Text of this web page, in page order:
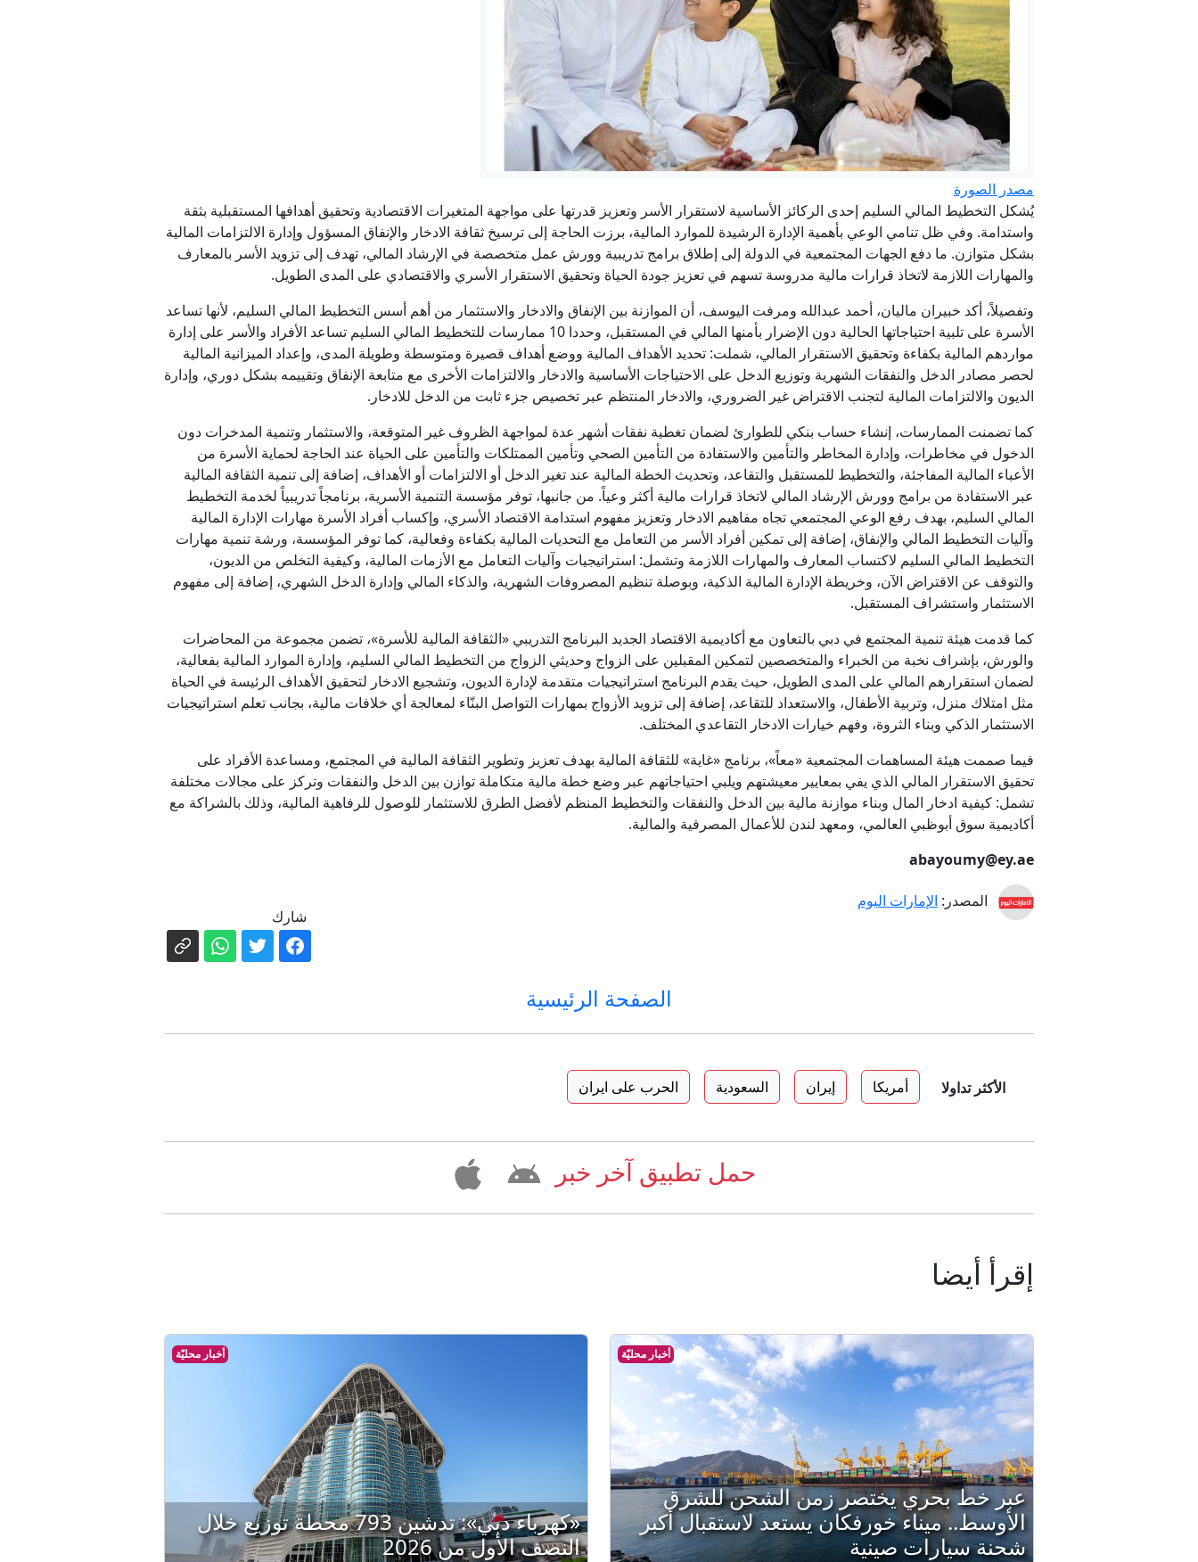
الدفاع الروسية: استهداف مستودعات وقود مرتبطة بالجيش الأوكراني في أوديسا
الحوثيون يعلنون استهداف منشأة لـ"أرامكو" في جازان بطائرة مسيرة
فجر الأحد.. السعودية تعلن إخماد حريق اندلع بمنشأة لأرامكو في جيزان
مباشر - حرب إيران تستنزف مخزون واشنطن من الأسلحة.. وبزشكيان يكشف تفاصيل إحباط "خطة الغزو البري"
عبر خط بحري يختصر زمن الشحن للشرق الأوسط.. ميناء خورفكان يستعد لاستقبال أكبر شحنة سيارات صينية
مصدر الصورة
يُشكل التخطيط المالي السليم إحدى الركائز الأساسية لاستقرار الأسر وتعزيز قدرتها على مواجهة المتغيرات الاقتصادية وتحقيق أهدافها المستقبلية بثقة
واستدامة. وفي ظل تنامي الوعي بأهمية الإدارة الرشيدة للموارد المالية، برزت الحاجة إلى ترسيخ ثقافة الادخار والإنفاق المسؤول وإدارة الالتزامات المالية
بشكل متوازن. ما دفع الجهات المجتمعية في الدولة إلى إطلاق برامج تدريبية وورش عمل متخصصة في الإرشاد المالي، تهدف إلى تزويد الأسر بالمعارف
والمهارات اللازمة لاتخاذ قرارات مالية مدروسة تسهم في تعزيز جودة الحياة وتحقيق الاستقرار الأسري والاقتصادي على المدى الطويل.
وتفصيلاً، أكد خبيران ماليان، أحمد عبدالله ومرفت اليوسف، أن الموازنة بين الإنفاق والادخار والاستثمار من أهم أسس التخطيط المالي السليم، لأنها تساعد
الأسرة على تلبية احتياجاتها الحالية دون الإضرار بأمنها المالي في المستقبل، وحددا 10 ممارسات للتخطيط المالي السليم تساعد الأفراد والأسر على إدارة
مواردهم المالية بكفاءة وتحقيق الاستقرار المالي، شملت: تحديد الأهداف المالية ووضع أهداف قصيرة ومتوسطة وطويلة المدى، وإعداد الميزانية المالية
لحصر مصادر الدخل والنفقات الشهرية وتوزيع الدخل على الاحتياجات الأساسية والادخار والالتزامات الأخرى مع متابعة الإنفاق وتقييمه بشكل دوري، وإدارة
الديون والالتزامات المالية لتجنب الاقتراض غير الضروري، والادخار المنتظم عبر تخصيص جزء ثابت من الدخل للادخار.
كما تضمنت الممارسات، إنشاء حساب بنكي للطوارئ لضمان تغطية نفقات أشهر عدة لمواجهة الظروف غير المتوقعة، والاستثمار وتنمية المدخرات دون
الدخول في مخاطرات، وإدارة المخاطر والتأمين والاستفادة من التأمين الصحي وتأمين الممتلكات والتأمين على الحياة عند الحاجة لحماية الأسرة من
الأعباء المالية المفاجئة، والتخطيط للمستقبل والتقاعد، وتحديث الخطة المالية عند تغير الدخل أو الالتزامات أو الأهداف، إضافة إلى تنمية الثقافة المالية
عبر الاستفادة من برامج وورش الإرشاد المالي لاتخاذ قرارات مالية أكثر وعياً. من جانبها، توفر مؤسسة التنمية الأسرية، برنامجاً تدريبياً لخدمة التخطيط
المالي السليم، بهدف رفع الوعي المجتمعي تجاه مفاهيم الادخار وتعزيز مفهوم استدامة الاقتصاد الأسري، وإكساب أفراد الأسرة مهارات الإدارة المالية
وآليات التخطيط المالي والإنفاق، إضافة إلى تمكين أفراد الأسر من التعامل مع التحديات المالية بكفاءة وفعالية، كما توفر المؤسسة، ورشة تنمية مهارات
التخطيط المالي السليم لاكتساب المعارف والمهارات اللازمة وتشمل: استراتيجيات وآليات التعامل مع الأزمات المالية، وكيفية التخلص من الديون،
والتوقف عن الاقتراض الآن، وخريطة الإدارة المالية الذكية، وبوصلة تنظيم المصروفات الشهرية، والذكاء المالي وإدارة الدخل الشهري، إضافة إلى مفهوم
الاستثمار واستشراف المستقبل.
كما قدمت هيئة تنمية المجتمع في دبي بالتعاون مع أكاديمية الاقتصاد الجديد البرنامج التدريبي «الثقافة المالية للأسرة»، تضمن مجموعة من المحاضرات
والورش، بإشراف نخبة من الخبراء والمتخصصين لتمكين المقبلين على الزواج وحديثي الزواج من التخطيط المالي السليم، وإدارة الموارد المالية بفعالية،
لضمان استقرارهم المالي على المدى الطويل، حيث يقدم البرنامج استراتيجيات متقدمة لإدارة الديون، وتشجيع الادخار لتحقيق الأهداف الرئيسة في الحياة
مثل امتلاك منزل، وتربية الأطفال، والاستعداد للتقاعد، إضافة إلى تزويد الأزواج بمهارات التواصل البنّاء لمعالجة أي خلافات مالية، بجانب تعلم استراتيجيات
الاستثمار الذكي وبناء الثروة، وفهم خيارات الادخار التقاعدي المختلف.
فيما صممت هيئة المساهمات المجتمعية «معاً»، برنامج «غاية» للثقافة المالية بهدف تعزيز وتطوير الثقافة المالية في المجتمع، ومساعدة الأفراد على
تحقيق الاستقرار المالي الذي يفي بمعايير معيشتهم ويلبي احتياجاتهم عبر وضع خطة مالية متكاملة توازن بين الدخل والنفقات وتركز على مجالات مختلفة
تشمل: كيفية ادخار المال وبناء موازنة مالية بين الدخل والنفقات والتخطيط المنظم لأفضل الطرق للاستثمار للوصول للرفاهية المالية، وذلك بالشراكة مع
أكاديمية سوق أبوظبي العالمي، ومعهد لندن للأعمال المصرفية والمالية.
abayoumy@ey.ae
المصدر: الإمارات اليوم
شارك
الصفحة الرئيسية
الأكثر تداولا أمريكا إيران السعودية الحرب على ايران
حمل تطبيق آخر خبر
إقرأ أيضا
أخبار محليّة
عبر خط بحري يختصر زمن الشحن للشرق
الأوسط.. ميناء خورفكان يستعد لاستقبال أكبر
شحنة سيارات صينية
أخبار محليّة
«كهرباء دبي»: تدشين 793 محطة توزيع خلال
النصف الأول من 2026